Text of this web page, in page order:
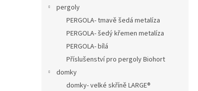
pergoly
PERGOLA- tmavě šedá metalíza
PERGOLA- šedý křemen metalíza
PERGOLA- bílá
Příslušenství pro pergoly Biohort
domky
domky- velké skříně LARGE®